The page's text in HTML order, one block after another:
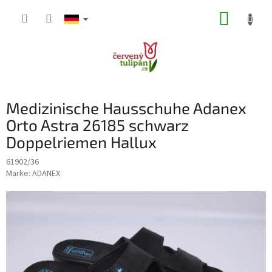
Medizinische Hausschuhe Adanex
Orto Astra 26185 schwarz
Doppelriemen Hallux
61902/36
Marke: ADANEX